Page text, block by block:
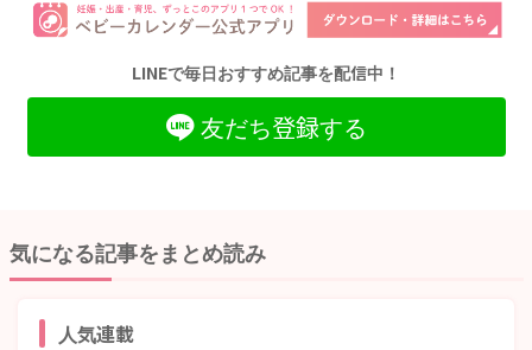
LINEで毎日おすすめ記事を配信中！
友だち登録する
気になる記事をまとめ読み
人気連載